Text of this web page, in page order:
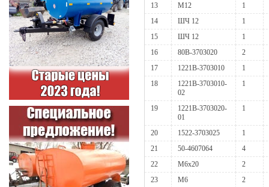
13
М12
1
14
ШЧ 12
1
15
ШЧ 12
1
16
80В-3703020
2
17
1221В-3703010
1
18
1221В-3703010-
02
1
19
1221В-3703020-
01
1
20 1522-3703025
1
21
50-4607064
4
22
М6х20
2
23
М6
2